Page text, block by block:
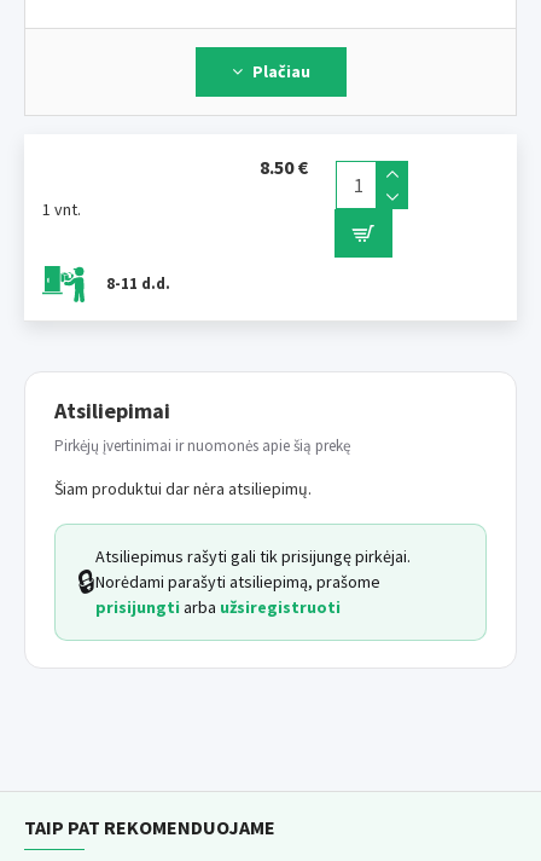
1 vnt.
8-11 d.d.
8.50 €
Papildomos medžiagos: natūralūs dažikliai, konservantai,
Analitinės sudedamosios dalys: žali baltymai 19,9%, žalia
ląsteliena 1,6%, žali aliejai ir riebalai 4,8%, žali pelenai 4,3%,
Minimalus tinkamas vartojimo laikas 18 mėnesių nuo
pagaminimo datos.
Produktai reguliariai tikrinami
sertifikuotoje laboratorijoje.
Plačiau
Atsiliepimai
Pirkėjų įvertinimai ir nuomonės apie šią prekę
Šiam produktui dar nėra atsiliepimų.
🔒
Atsiliepimus rašyti gali tik prisijungę pirkėjai.
Norėdami parašyti atsiliepimą, prašome
prisijungti arba užsiregistruoti
TAIP PAT REKOMENDUOJAME